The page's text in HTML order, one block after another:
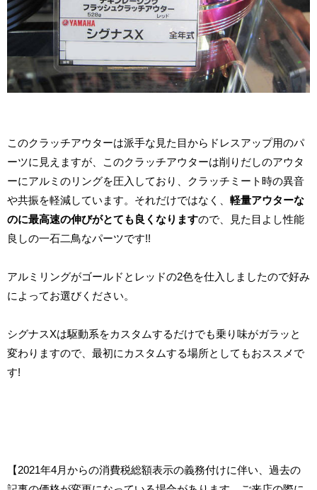
このクラッチアウターは派手な見た目からドレスアップ用のパ
ーツに見えますが、このクラッチアウターは削りだしのアウタ
ーにアルミのリングを圧入しており、クラッチミート時の異音
や共振を軽減しています。それだけではなく、 軽量アウターな
のに最高速の伸びがとても良くなりますので、見た目よし性能
良しの一石二鳥なパーツです!!
アルミリングがゴールドとレッドの2色を仕入しましたので好み
によってお選びください。
シグナスXは駆動系をカスタムするだけでも乗り味がガラッと
変わりますので、最初にカスタムする場所としてもおススメで
す!
【2021年4月からの消費税総額表示の義務付けに伴い、過去の